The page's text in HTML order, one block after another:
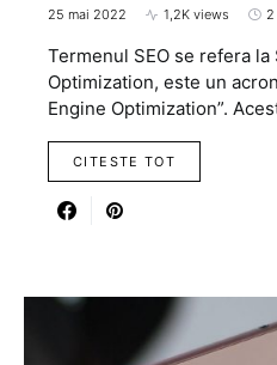
25 mai 2022 1,2K views
Termenul SEO se refera la
Optimization, este un
Engine Optimization”.
CITESTE TOT